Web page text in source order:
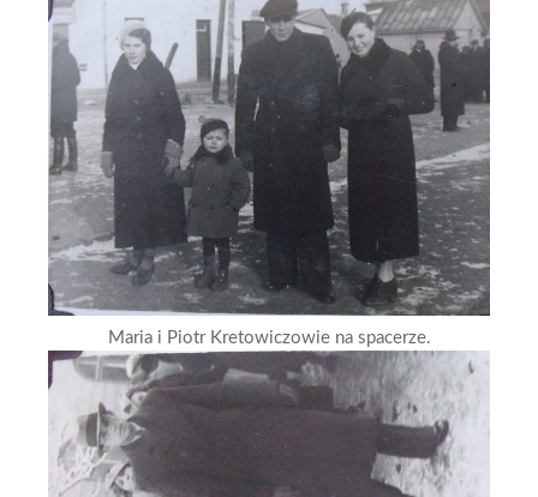
Maria i Piotr Kretowiczowie na spacerze.